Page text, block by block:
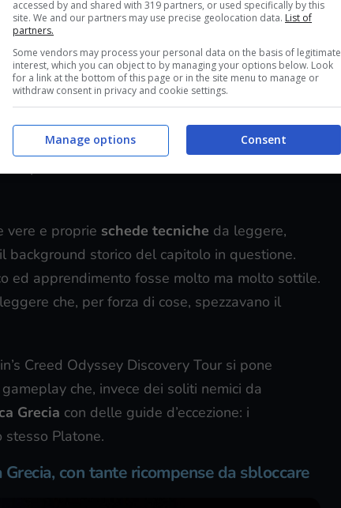
, della Francia dellaRivoluzione Francese,
dei Caraibi dell’epoca dei pirati e via
sempre l’occasione di interagire,
storici realmente esistiti. Tutto questo
ci si trovava ad esplorare, o gli stessi
particolari e vero fiore all’occhiello del
vere e proprie schede tecniche da leggere,
storico del capitolo in questione.
ed apprendimento fosse molto ma molto sottile.
che, per forza di cose, spezzavano il
Creed Odyssey Discovery Tour si pone
che, invece dei soliti nemici da
Grecia con delle guide d’eccezione: i
stesso Platone.
con tante ricompense da sbloccare
accessed by and shared with 319 partners, or used specifically by this
site. We and our partners may use precise geolocation data. List of
partners.
Some vendors may process your personal data on the basis of legitimate
interest, which you can object to by managing your options below. Look
for a link at the bottom of this page or in the site menu to manage or
withdraw consent in privacy and cookie settings.
Consent
Manage options